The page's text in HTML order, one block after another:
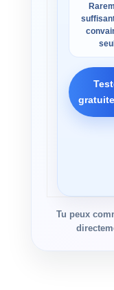
Tu peux